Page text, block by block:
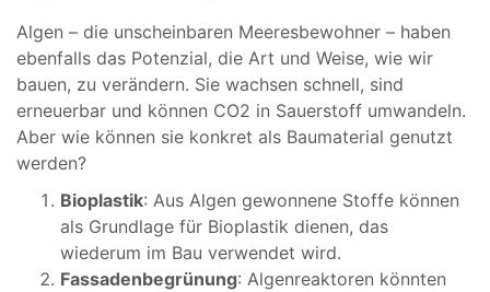
Algen – die unscheinbaren Meeresbewohner – haben
ebenfalls das Potenzial, die Art und Weise, wie wir
bauen, zu verändern. Sie wachsen schnell, sind
erneuerbar und können CO2 in Sauerstoff umwandeln.
Aber wie können sie konkret als Baumaterial genutzt
werden?
Bioplastik: Aus Algen gewonnene Stoffe können
als Grundlage für Bioplastik dienen, das
wiederum im Bau verwendet wird.
Fassadenbegrünung: Algenreaktoren könnten